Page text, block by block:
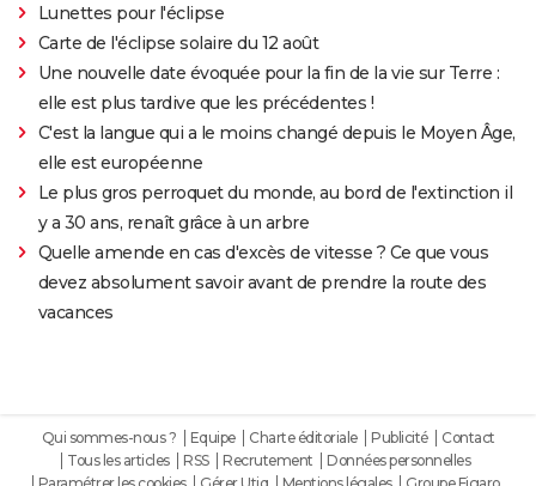
Lunettes pour l'éclipse
Carte de l'éclipse solaire du 12 août
Une nouvelle date évoquée pour la fin de la vie sur Terre :
elle est plus tardive que les précédentes !
C'est la langue qui a le moins changé depuis le Moyen Âge,
elle est européenne
Le plus gros perroquet du monde, au bord de l'extinction il
y a 30 ans, renaît grâce à un arbre
Quelle amende en cas d'excès de vitesse ? Ce que vous
devez absolument savoir avant de prendre la route des
vacances
Qui sommes-nous ? Equipe Charte éditoriale Publicité
Contact
Tous les articles
RSS Recrutement
Données personnelles